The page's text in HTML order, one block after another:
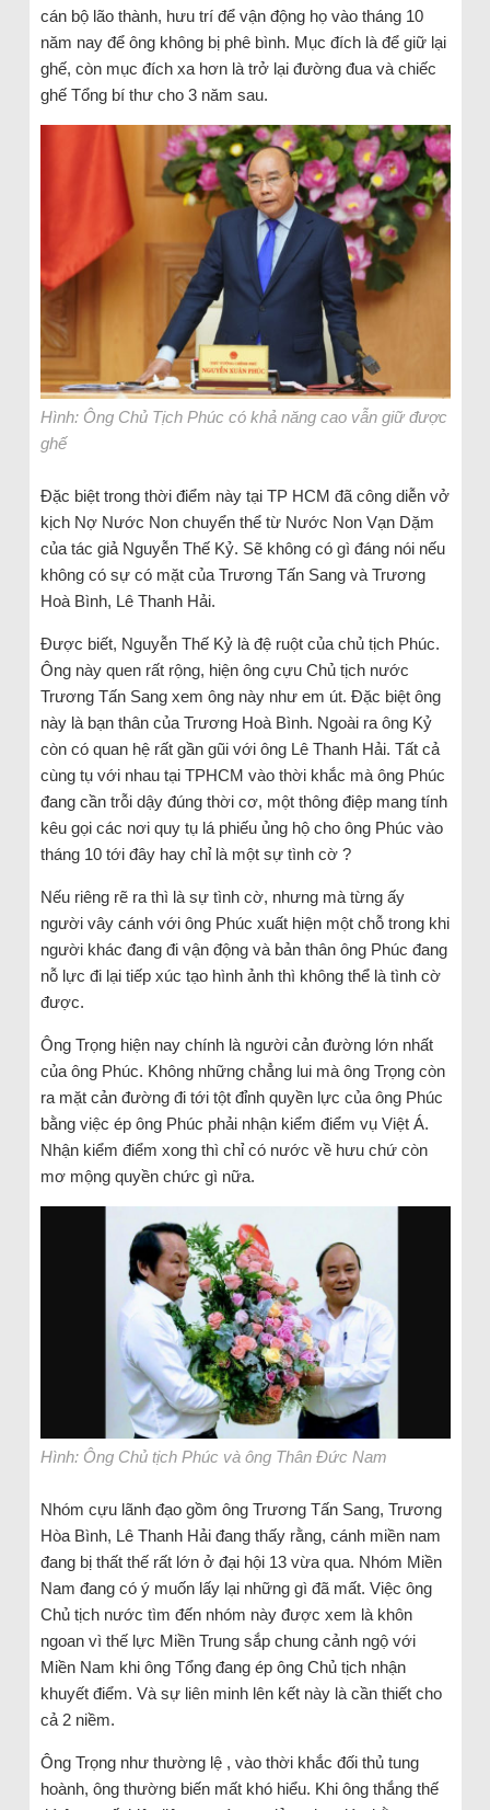
cán bộ lão thành, hưu trí để vận động họ vào tháng 10
năm nay để ông không bị phê bình. Mục đích là để giữ lại
ghế, còn mục đích xa hơn là trở lại đường đua và chiếc
ghế Tổng bí thư cho 3 năm sau.
Hình: Ông Chủ Tịch Phúc có khả năng cao vẫn giữ được
ghế
Đặc biệt trong thời điểm này tại TP HCM đã công diễn vở
kịch Nợ Nước Non chuyển thể từ Nước Non Vạn Dặm
của tác giả Nguyễn Thế Kỷ. Sẽ không có gì đáng nói nếu
không có sự có mặt của Trương Tấn Sang và Trương
Hoà Bình, Lê Thanh Hải.
Được biết, Nguyễn Thế Kỷ là đệ ruột của chủ tịch Phúc.
Ông này quen rất rộng, hiện ông cựu Chủ tịch nước
Trương Tấn Sang xem ông này như em út. Đặc biệt ông
này là bạn thân của Trương Hoà Bình. Ngoài ra ông Kỷ
còn có quan hệ rất gần gũi với ông Lê Thanh Hải. Tất cả
cùng tụ với nhau tại TPHCM vào thời khắc mà ông Phúc
đang cần trỗi dậy đúng thời cơ, một thông điệp mang tính
kêu gọi các nơi quy tụ lá phiếu ủng hộ cho ông Phúc vào
tháng 10 tới đây hay chỉ là một sự tình cờ ?
Nếu riêng rẽ ra thì là sự tình cờ, nhưng mà từng ấy
người vây cánh với ông Phúc xuất hiện một chỗ trong khi
người khác đang đi vận động và bản thân ông Phúc đang
nỗ lực đi lại tiếp xúc tạo hình ảnh thì không thể là tình cờ
được.
Ông Trọng hiện nay chính là người cản đường lớn nhất
của ông Phúc. Không những chẳng lui mà ông Trọng còn
ra mặt cản đường đi tới tột đỉnh quyền lực của ông Phúc
bằng việc ép ông Phúc phải nhận kiểm điểm vụ Việt Á.
Nhận kiểm điểm xong thì chỉ có nước về hưu chứ còn
mơ mộng quyền chức gì nữa.
Hình: Ông Chủ tịch Phúc và ông Thân Đức Nam
Nhóm cựu lãnh đạo gồm ông Trương Tấn Sang, Trương
Hòa Bình, Lê Thanh Hải đang thấy rằng, cánh miền nam
đang bị thất thế rất lớn ở đại hội 13 vừa qua. Nhóm Miền
Nam đang có ý muốn lấy lại những gì đã mất. Việc ông
Chủ tịch nước tìm đến nhóm này được xem là khôn
ngoan vì thế lực Miền Trung sắp chung cảnh ngộ với
Miền Nam khi ông Tổng đang ép ông Chủ tịch nhận
khuyết điểm. Và sự liên minh lên kết này là cần thiết cho
cả 2 niềm.
Ông Trọng như thường lệ , vào thời khắc đối thủ tung
hoành, ông thường biến mất khó hiểu. Khi ông thắng thế